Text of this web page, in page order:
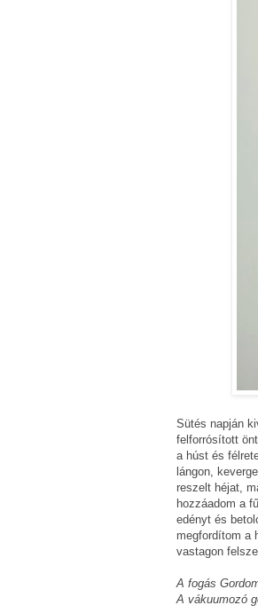
Sütés napján
felforrósított
a húst és
lángon,
reszelt héjat,
hozzáadom a
edényt és
megfordítom a
vastagon
A fogás
A vákuumozó